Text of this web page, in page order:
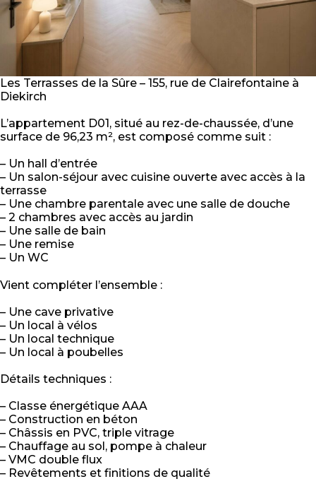
Les Terrasses de la Sûre – 155, rue de Clairefontaine à
Diekirch
L’appartement D01, situé au rez-de-chaussée, d’une
surface de 96,23 m², est composé comme suit :
– Un hall d’entrée
– Un salon-séjour avec cuisine ouverte avec accès à la
terrasse
– Une chambre parentale avec une salle de douche
– 2 chambres avec accès au jardin
– Une salle de bain
– Une remise
– Un WC
Vient compléter l’ensemble :
– Une cave privative
– Un local à vélos
– Un local technique
– Un local à poubelles
Détails techniques :
– Classe énergétique AAA
– Construction en béton
– Châssis en PVC, triple vitrage
– Chauffage au sol, pompe à chaleur
– VMC double flux
– Revêtements et finitions de qualité